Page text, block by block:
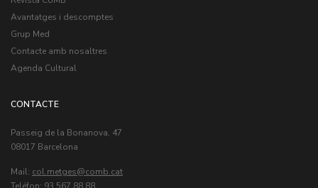
Avantatges i descomptes
Grup Med
Contacte amb nosaltres
Agenda Cultural
CONTACTE
Passeig de la Bonanova, 47
08017 Barcelona
Mail: col.metges
Teléfon: 93 567 88 88